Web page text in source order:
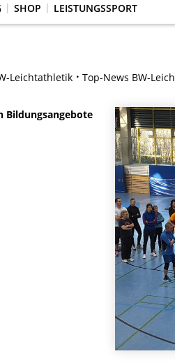
SHOP LEISTUNGSSPORT
Leichtathletik Top-News BW-
Bildungsangebote